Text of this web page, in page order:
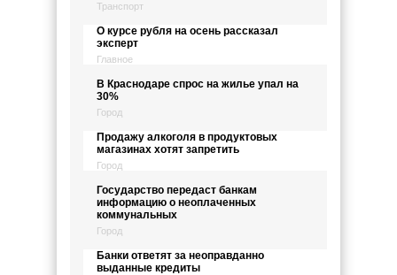
Транспорт
О курсе рубля на осень рассказал
эксперт
Главное
В Краснодаре спрос на жилье упал на
30%
Город
Продажу алкоголя в продуктовых
магазинах хотят запретить
Город
Государство передаст банкам
информацию о неоплаченных
коммунальных
Город
Банки ответят за неоправданно
выданные кредиты